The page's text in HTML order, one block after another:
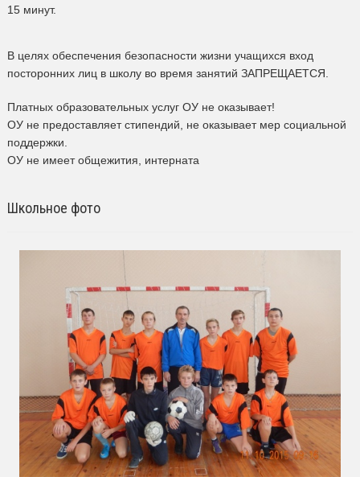
15 минут.
В целях обеспечения безопасности жизни учащихся вход
посторонних лиц в школу во время занятий ЗАПРЕЩАЕТСЯ.
Платных образовательных услуг ОУ не оказывает!
ОУ не предоставляет стипендий, не оказывает мер социальной
поддержки.
ОУ не имеет общежития, интерната
Школьное фото